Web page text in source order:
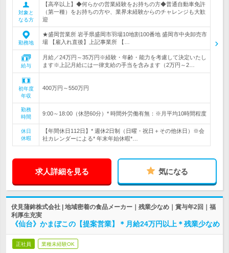
対象と
なる方
【高卒以上】◆何らかの営業経験をお持ちの方◆普通自動車免許
（第一種）をお持ちの方や、業界未経験からのチャレンジも大歓
迎
勤務地
★盛岡営業所 岩手県盛岡市羽場10地割100番地 盛岡市中央卸売市
場 【雇入れ直後】上記事業所 【…
給与
月給／24万円～35万円※経験・年齢・能力を考慮して決定いたし
ます※上記月給には一律支給の手当を含みます（2万円～2…
初年度
年収
400万円～550万円
勤務
時間
9:00～18:00（休憩60分）* 時間外労働有無：※月平均10時間程度
休日
休暇
【年間休日112日】* 週休2日制（日曜・祝日＋その他休日）※会
社カレンダーによる* 年末年始休暇*…
求人詳細を見る 気になる
伏見蒲鉾株式会社 | 地域密着の食品メーカー｜残業少なめ｜賞与年2回｜福
利厚生充実
《仙台》かまぼこの【提案営業】＊月給24万円以上＊残業少なめ
正社員 業種未経験OK